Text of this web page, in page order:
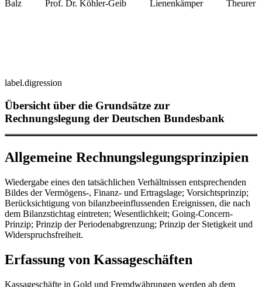
Balz Prof. Dr. Köhler-Geib Lienenkämper Theurer
label.digression
Übersicht über die Grundsätze zur
Rechnungslegung der Deutschen Bundesbank
Allgemeine Rechnungslegungsprinzipien
Wiedergabe eines den tatsächlichen Verhältnissen entsprechenden
Bildes der Vermögens‑, Finanz- und Ertragslage; Vorsichtsprinzip;
Berücksichtigung von bilanzbeeinflussenden Ereignissen, die nach
dem Bilanzstichtag eintreten; Wesentlichkeit; Going-Concern-
Prinzip; Prinzip der Periodenabgrenzung; Prinzip der Stetigkeit und
Widerspruchsfreiheit.
Erfassung von Kassageschäften
Kassageschäfte in Gold und Fremdwährungen werden ab dem